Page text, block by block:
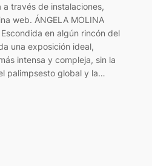
través de instalaciones,
web. ÁNGELA MOLINA
en algún rincón del
una exposición ideal,
intensa y compleja, sin la
palimpsesto global y la…